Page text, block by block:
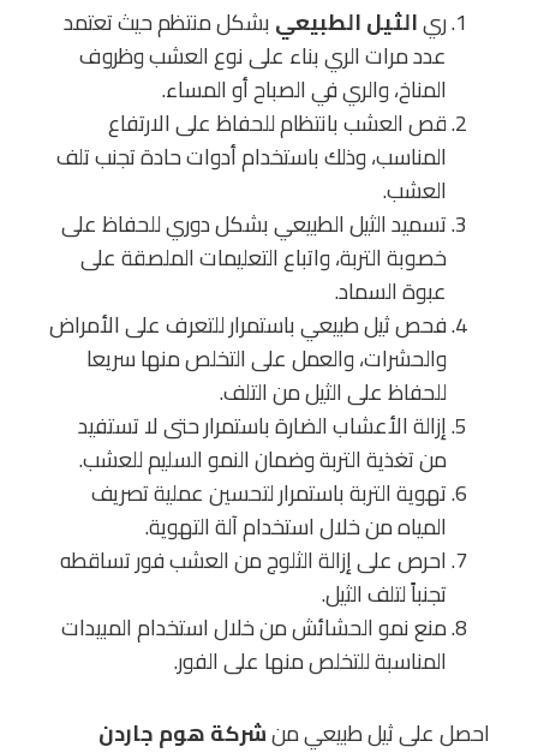
ريالثيل الطبيعي بشكل منتظم حيث تعتمد
عدد مرات الري بناء على نوع العشب وظروف
المناخ، والري في الصباح أو المساء.
قص العشب بانتظام للحفاظ على الارتفاع
المناسب، وذلك باستخدام أدوات حادة تجنب تلف
العشب.
تسميد الثيل الطبيعي بشكل دوري للحفاظ على
خصوبة التربة، واتباع التعليمات الملصقة على
عبوة السماد.
فحص ثيل طبيعي باستمرار للتعرف على الأمراض
والحشرات، والعمل على التخلص منها سريعا
للحفاظ على الثيل من التلف.
إزالة الأعشاب الضارة باستمرار حتى لا تستفيد
من تغذية التربة وضمان النمو السليم للعشب.
تهوية التربة باستمرار لتحسين عملية تصريف
المياه من خلال استخدام آلة التهوية.
احرص على إزالة الثلوج من العشب فور تساقطه
تجنباً لتلف الثيل.
منع نمو الحشائش من خلال استخدام المبيدات
المناسبة للتخلص منها على الفور.
احصل على ثيل طبيعي منشركة هوم جاردن